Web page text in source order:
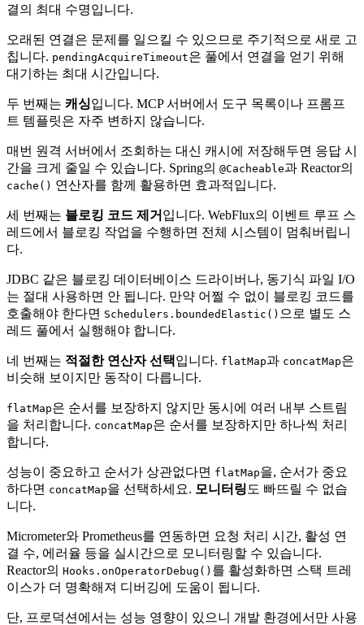
결의 최대 수명입니다.
오래된 연결은 문제를 일으킬 수 있으므로 주기적으로 새로 고
칩니다. pendingAcquireTimeout은 풀에서 연결을 얻기 위해
대기하는 최대 시간입니다.
두 번째는 캐싱입니다. MCP 서버에서 도구 목록이나 프롬프
트 템플릿은 자주 변하지 않습니다.
매번 원격 서버에서 조회하는 대신 캐시에 저장해두면 응답 시
간을 크게 줄일 수 있습니다. Spring의 @Cacheable과 Reactor의
cache() 연산자를 함께 활용하면 효과적입니다.
세 번째는 블로킹 코드 제거 입니다. WebFlux의 이벤트 루프 스
레드에서 블로킹 작업을 수행하면 전체 시스템이 멈춰버립니
다.
JDBC 같은 블로킹 데이터베이스 드라이버나, 동기식 파일 I/O
는 절대 사용하면 안 됩니다. 만약 어쩔 수 없이 블로킹 코드를
호출해야 한다면 Schedulers.boundedElastic() 으로 별도 스
레드 풀에서 실행해야 합니다.
네 번째는 적절한 연산자 선택입니다. flatMap과 concatMap은
비슷해 보이지만 동작이 다릅니다.
flatMap은 순서를 보장하지 않지만 동시에 여러 내부 스트림
을 처리합니다. concatMap은 순서를 보장하지만 하나씩 처리
합니다.
성능이 중요하고 순서가 상관없다면 flatMap을, 순서가 중요
하다면 concatMap을 선택하세요. 모니터링도 빠뜨릴 수 없습
니다.
Micrometer와 Prometheus를 연동하면 요청 처리 시간, 활성 연
결 수, 에러율 등을 실시간으로 모니터링할 수 있습니다.
Reactor의 Hooks.onOperatorDebug() 를 활성화하면 스택 트레
이스가 더 명확해져 디버깅에 도움이 됩니다.
단, 프로덕션에서는 성능 영향이 있으니 개발 환경에서만 사용